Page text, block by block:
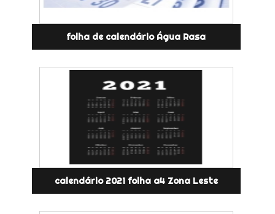
folha de calendário Água Rasa
calendário 2021 folha a4 Zona Leste